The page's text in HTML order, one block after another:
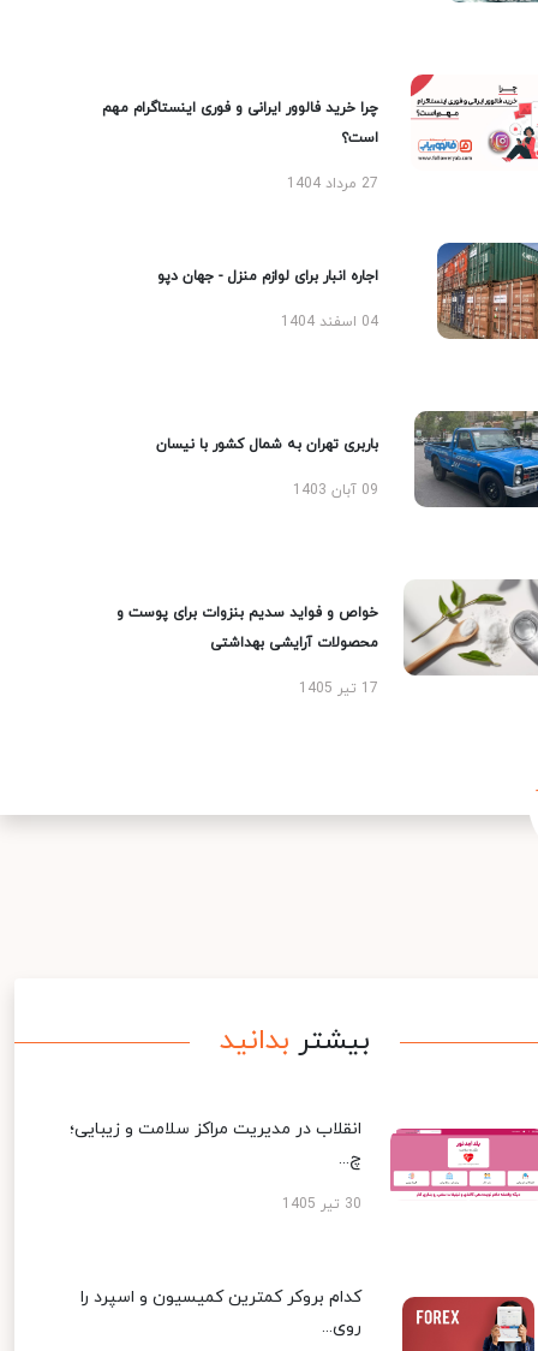
چرا خرید فالوور ایرانی و فوری اینستاگرام مهم
است؟
27 مرداد 1404
اجاره انبار برای لوازم منزل - جهان دپو
04 اسفند 1404
باربری تهران به شمال کشور با نیسان
09 آبان 1403
خواص و فواید سدیم بنزوات برای پوست و
محصولات آرایشی بهداشتی
17 تیر 1405
بیشتر بدانید
انقلاب در مدیریت مراکز سلامت و زیبایی؛
چ...
30 تیر 1405
کدام بروکر کمترین کمیسیون و اسپرد را
روی...